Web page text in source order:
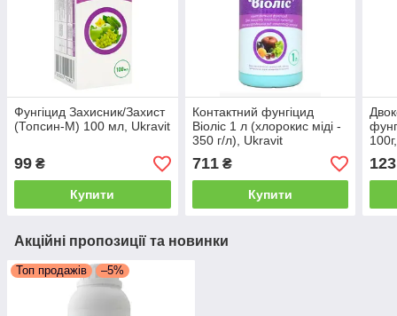
Фунгіцид Захисник/Захист
(Топсин-М) 100 мл, Ukravit
99 ₴
Купити
Контактний фунгіцид
Віоліс 1 л (хлорокис міді -
350 г/л), Ukravit
711₴
Купити
123
Акційні пропозиції та новинки
Топ продажів –5%